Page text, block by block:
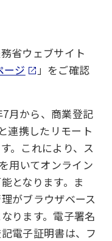
省ウェブサイト
ージ
」をご確認
月から、商業登記
連携したリモート
。これにより、ス
用いてオンライン
となります。ま
がブラウザベース
ります。電子署名
電子証明書は、フ